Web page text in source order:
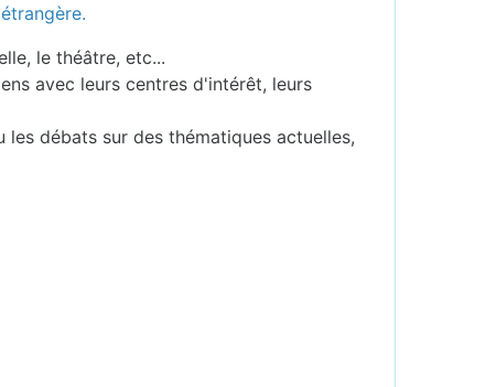
le théâtre, etc...
avec leurs centres d'intérêt, leurs
débats sur des thématiques actuelles,